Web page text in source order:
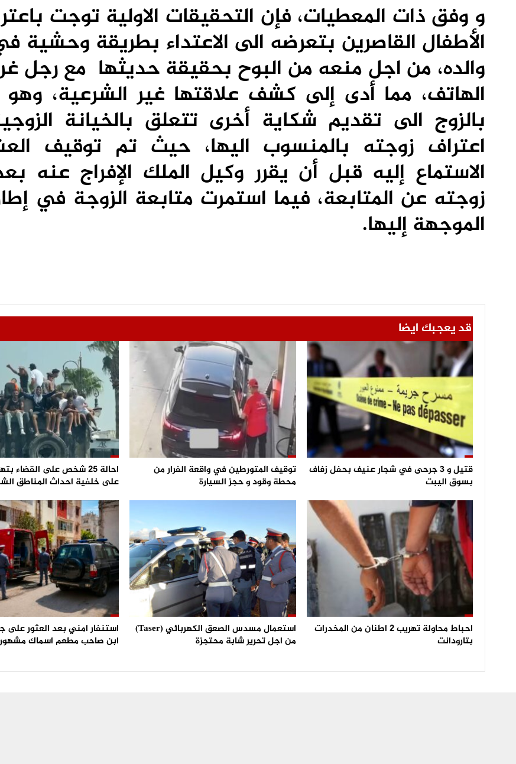
و وفق ذات المعطيات، فإن التحقيقات الاولية توجت
الأطفال القاصرين بتعرضه الى الاعتداء بطريقة وحشية
والده، من اجل منعه من البوح بحقيقة حديثها مع رجل
الهاتف، مما أدى إلى كشف علاقتها غير الشرعية،
بالزوج الى تقديم شكاية أخرى تتعلق بالخيانة
اعتراف زوجته بالمنسوب اليها، حيث تم توقيف
الاستماع إليه قبل أن يقرر وكيل الملك الإفراج عنه
زوجته عن المتابعة، فيما استمرت متابعة الزوجة في
الموجهة إليها.
قد يعجبك ايضا
قتيل و 3 جرحى في شجار عنيف بحفل زفاف
بسوق اليبت
توقيف المتورطين في واقعة الفرار من
محطة وقود و حجز السيارة
احالة 25 شخص على القضاء
على خلفية احداث المناطق
احباط محاولة تهريب 2 اطنان من المخدرات
بتارودانت
استعمال مسدس الصعق الكهربائي (Taser)
من اجل تحرير شابة محتجزة
استنفار امني بعد العثور على
ابن صاحب مطعم اسماك